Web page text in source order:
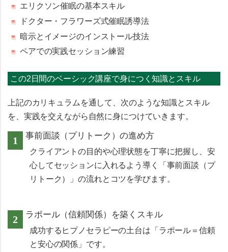
エリクソン催眠の基本スキル
ドクター・フラワーズ式催眠誘導法
暗示とイメージのインストール技法
ペアでの実践セッション練習
この2日間のベーシック講座で身につく知識とスキル
上記のカリキュラムを通して、次のような知識とスキル
を、実践を交えながら自然に身につけていきます。
事前面談（プリトーク）の進め方
クライアントの目的や心理状態を丁寧に把握し、安
心してセッションに入れるよう導く「事前面談（プ
リトーク）」の流れとコツを学びます。
ラポール（信頼関係）を築くスキル
成功するヒプノセラピーの土台は「ラポール＝信頼
と安心の関係」です。